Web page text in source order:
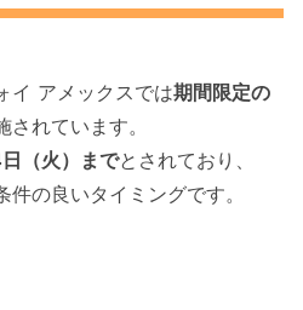
イ アメックスでは期間限定の
されています。
（火）までとされており、
の良いタイミングです。